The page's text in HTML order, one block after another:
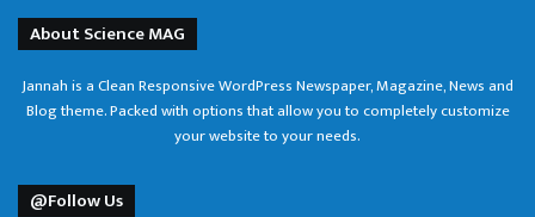
About Science MAG
Jannah is a Clean Responsive WordPress Newspaper, Magazine, News and
Blog theme. Packed with options that allow you to completely customize
your website to your needs.
@Follow Us